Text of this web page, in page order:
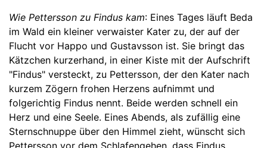
Wie Pettersson zu Findus kam: Eines Tages läuft Beda
im Wald ein kleiner verwaister Kater zu, der auf der
Flucht vor Happo und Gustavsson ist. Sie bringt das
Kätzchen kurzerhand, in einer Kiste mit der Aufschrift
"Findus" versteckt, zu Pettersson, der den Kater nach
kurzem Zögern frohen Herzens aufnimmt und
folgerichtig Findus nennt. Beide werden schnell ein
Herz und eine Seele. Eines Abends, als zufällig eine
Sternschnuppe über den Himmel zieht, wünscht sich